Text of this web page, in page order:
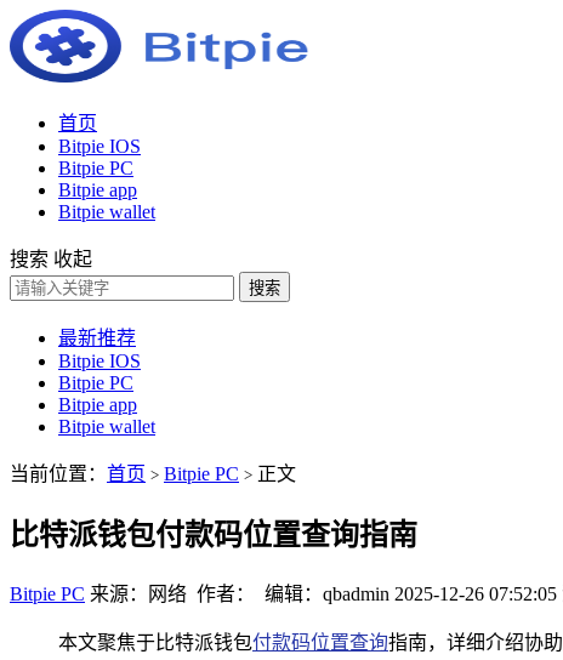
首页
Bitpie IOS
Bitpie PC
Bitpie app
Bitpie wallet
搜索 收起
搜索
最新推荐
Bitpie IOS
Bitpie PC
Bitpie app
Bitpie wallet
当前位置： 首页 > Bitpie PC > 正文
比特派钱包付款码位置查询指南
Bitpie PC 来源：网络 作者： 编辑：qbadmin 2025-12-26 07:52:05
本文聚焦于比特派钱包付款码位置查询指南，详细介绍协